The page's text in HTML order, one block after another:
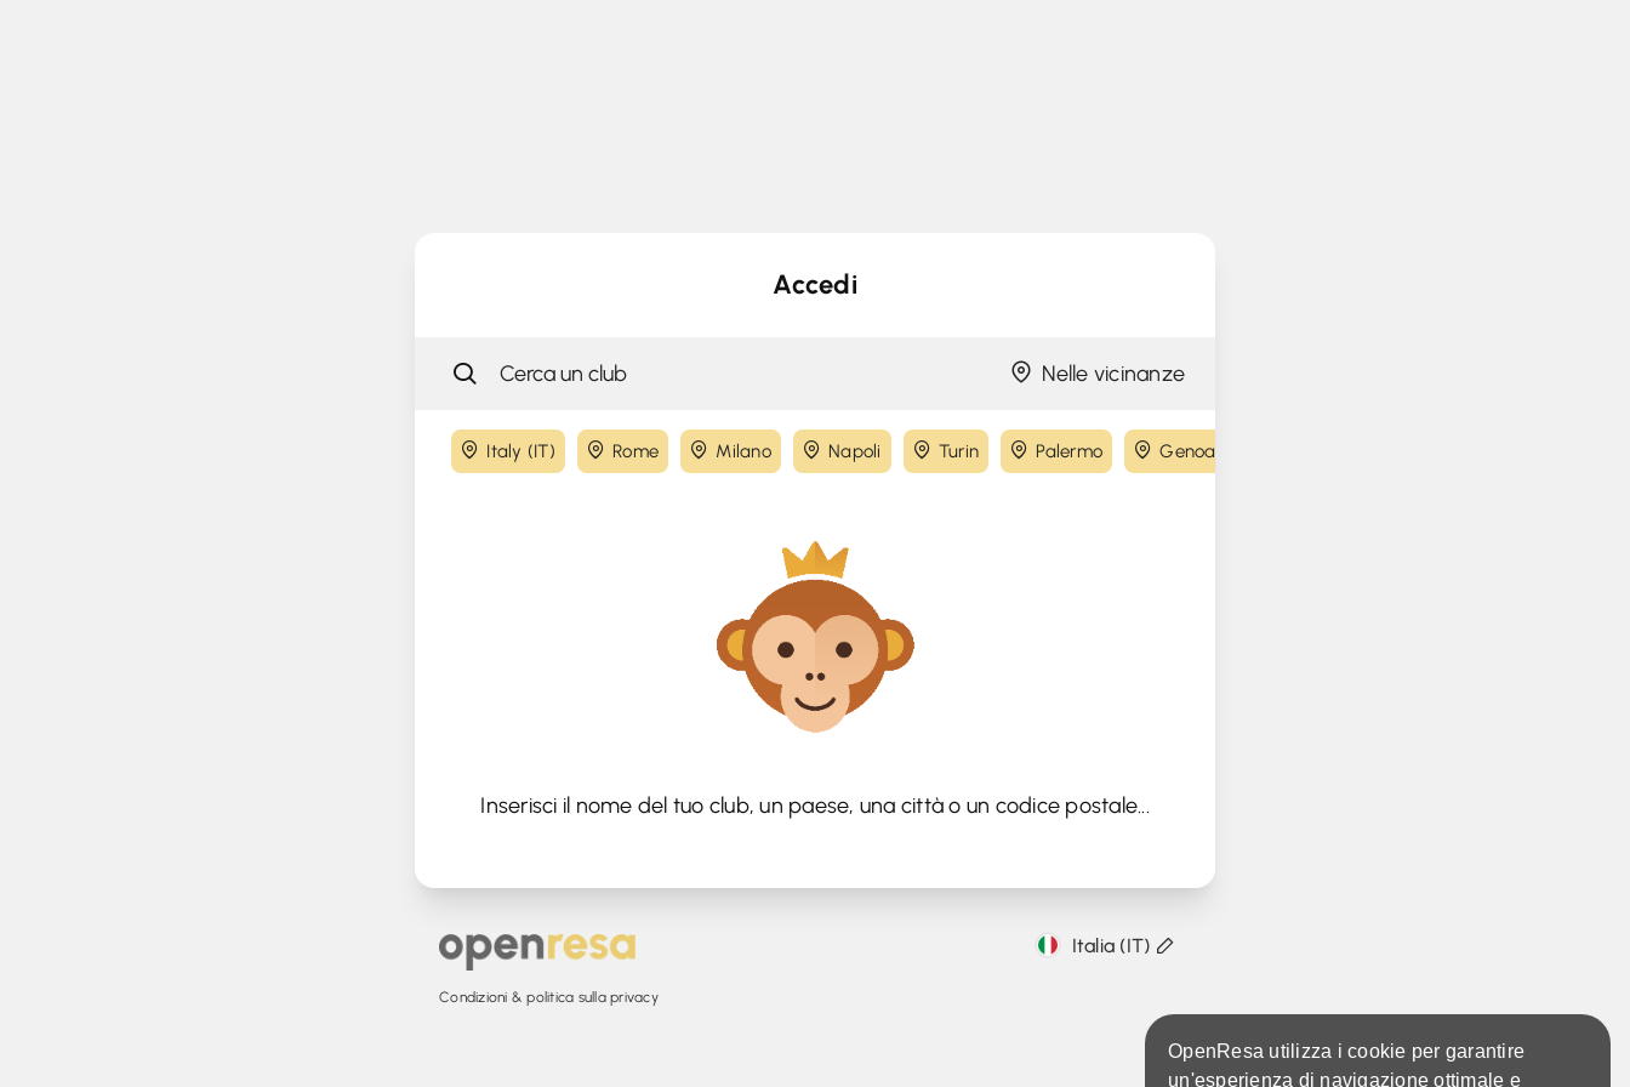
OpenResa utilizza i cookie per garantire
un'esperienza di navigazione ottimale e
Accedi
Nelle vicinanze
Italy (IT) Rome Milano Napoli Turin Palermo Genoa
Inserisci il nome del tuo club, un paese, una città o un codice postale...
Condizioni & politica sulla privacy
Italia (IT)